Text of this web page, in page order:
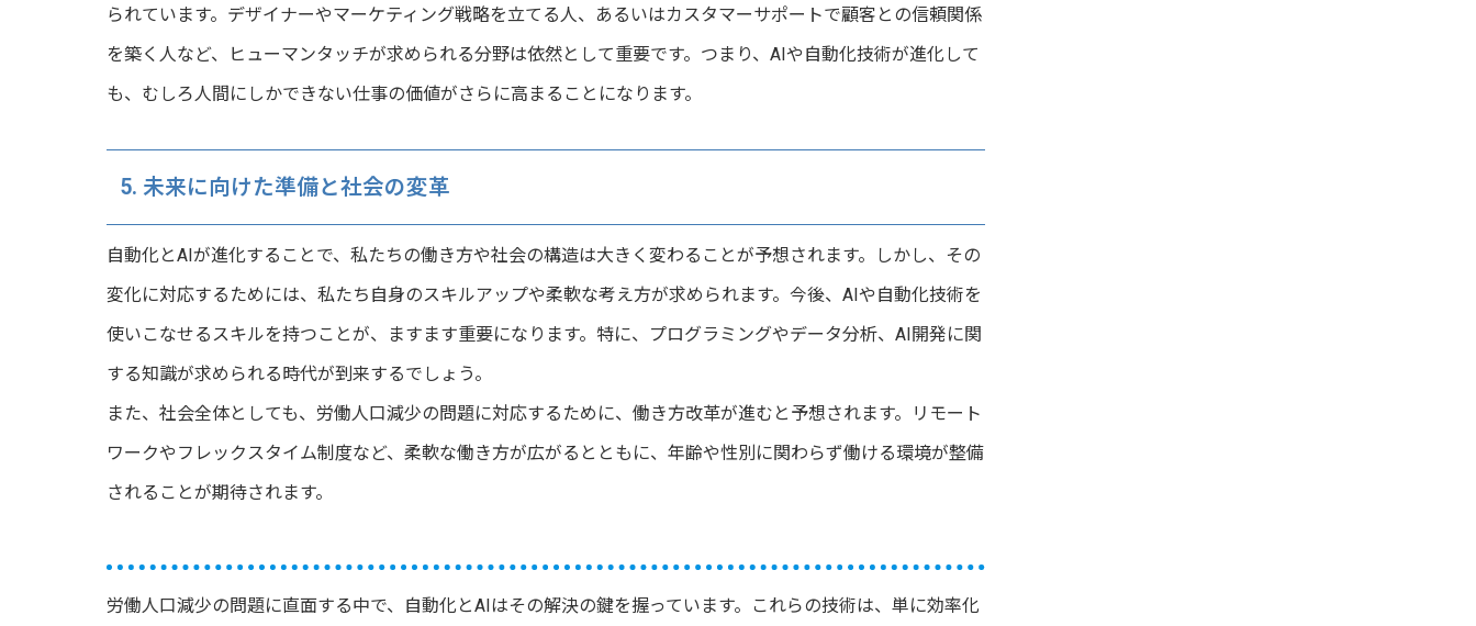
られています。デザイナーやマーケティング戦略を立てる人、あるいはカスタマーサポートで顧客との信頼関係
を築く人など、ヒューマンタッチが求められる分野は依然として重要です。つまり、AIや自動化技術が進化して
も、むしろ人間にしかできない仕事の価値がさらに高まることになります。
5. 未来に向けた準備と社会の変革
自動化とAIが進化することで、私たちの働き方や社会の構造は大きく変わることが予想されます。しかし、その
変化に対応するためには、私たち自身のスキルアップや柔軟な考え方が求められます。今後、AIや自動化技術を
使いこなせるスキルを持つことが、ますます重要になります。特に、プログラミングやデータ分析、AI開発に関
する知識が求められる時代が到来するでしょう。
また、社会全体としても、労働人口減少の問題に対応するために、働き方改革が進むと予想されます。リモート
ワークやフレックスタイム制度など、柔軟な働き方が広がるとともに、年齢や性別に関わらず働ける環境が整備
されることが期待されます。
労働人口減少の問題に直面する中で、自動化とAIはその解決の鍵を握っています。これらの技術は、単に効率化